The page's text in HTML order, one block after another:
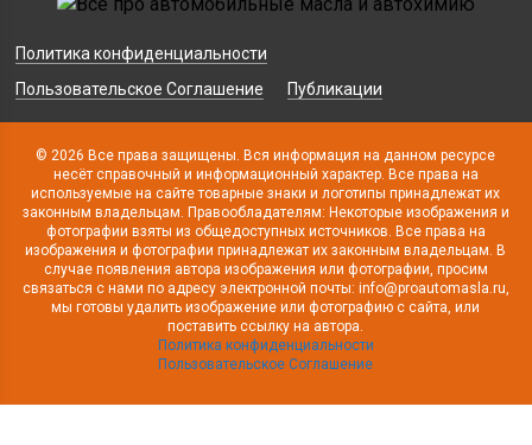
Политика конфиденциальности
Пользовательское Соглашение
Публикации
© 2026 Все права защищены. Вся информация на данном ресурсе
несёт справочный и информационный характер. Все права на
используемые на сайте товарные знаки и логотипы принадлежат их
законным владельцам. Правообладателям: Некоторые изображения и
фотографии взяты из общедоступных источников. Все права на
изображения и фотографии принадлежат их законным владельцам. В
случае появления автора изображения или фотографии, просим
связаться с нами по адресу электронной почты: info@proautomasla.ru,
мы готовы удалить изображение или фотографию с сайта, или
поставить ссылку на автора.
Политика конфиденциальности
Пользовательское Соглашение